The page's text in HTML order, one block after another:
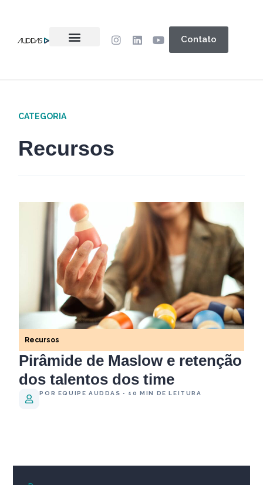
Contato
CATEGORIA
Recursos
Recursos
Pirâmide de Maslow e retenção
dos talentos dos time
POR EQUIPE AUDDAS • 10 MIN DE LEITURA